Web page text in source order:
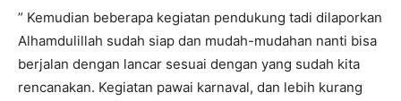
” Kemudian beberapa kegiatan pendukung tadi dilaporkan
Alhamdulillah sudah siap dan mudah-mudahan nanti bisa
berjalan dengan lancar sesuai dengan yang sudah kita
rencanakan. Kegiatan pawai karnaval, dan lebih kurang